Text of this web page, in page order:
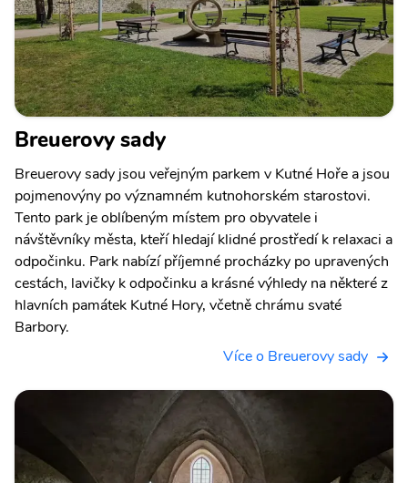
Breuerovy sady
Breuerovy sady jsou veřejným parkem v Kutné Hoře a jsou
pojmenovýny po významném kutnohorském starostovi.
Tento park je oblíbeným místem pro obyvatele i
návštěvníky města, kteří hledají klidné prostředí k relaxaci a
odpočinku. Park nabízí příjemné procházky po upravených
cestách, lavičky k odpočinku a krásné výhledy na některé z
hlavních památek Kutné Hory, včetně chrámu svaté
Barbory.
Více o Breuerovy sady